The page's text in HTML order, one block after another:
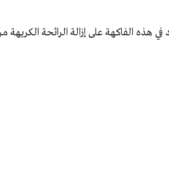
هذه الفاكهة على إزالة الرائحة